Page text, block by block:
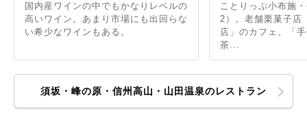
国内産ワインの中でもかなりレベルの
高いワイン。あまり市場にも出回らな
い希少なワインもある。
ことりっぷ小布施
2）。老舗栗菓子店
店」のカフェ。「
茶...
須坂・峰の原・信州高山・山田温泉のレストラン